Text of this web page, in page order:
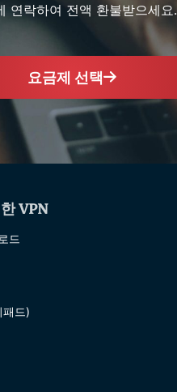
연락하여 전액 환불받으세요.
요금제 선택
VPN
드
패드)